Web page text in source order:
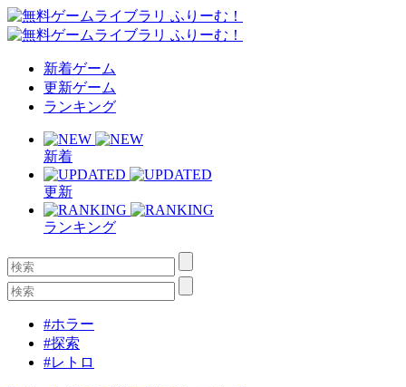
新着ゲーム
更新ゲーム
ランキング
新着
更新
ランキング
#ホラー
#探索
#レトロ